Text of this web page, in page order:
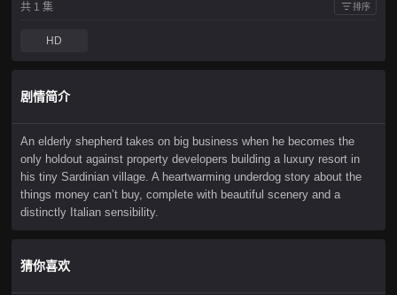
共 1 集 排序
HD
剧情简介
An elderly shepherd takes on big business when he becomes the
only holdout against property developers building a luxury resort in
his tiny Sardinian village. A heartwarming underdog story about the
things money can’t buy, complete with beautiful scenery and a
distinctly Italian sensibility.
猜你喜欢